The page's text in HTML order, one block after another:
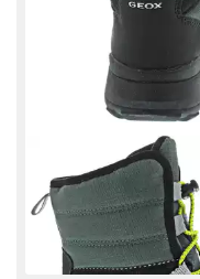
Stiefelette
ab 66,70 €
UVP 74,95 €
-11%